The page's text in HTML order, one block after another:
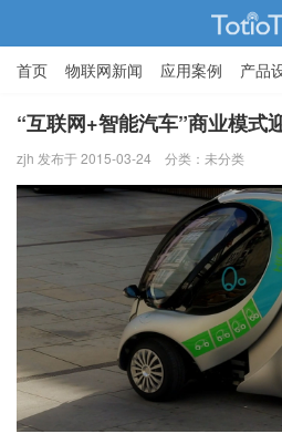
物联网的那些
首页 物联网新闻 应用案例 产品
智能家居
“互联网+智能汽车”商业模式
zjh 发布于 2015-03-24 分类：未分类